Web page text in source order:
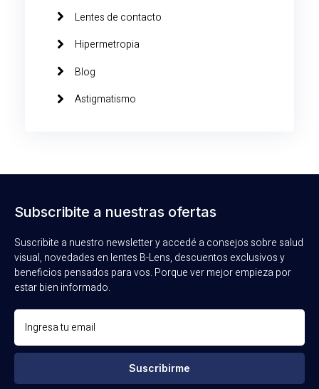
Lentes de contacto
Hipermetropia
Blog
Astigmatismo
Subscribite a nuestras ofertas
Suscribite a nuestro newsletter y accedé a consejos sobre salud
visual, novedades en lentes B-Lens, descuentos exclusivos y
beneficios pensados para vos. Porque ver mejor empieza por
estar bien informado.
Suscribirme